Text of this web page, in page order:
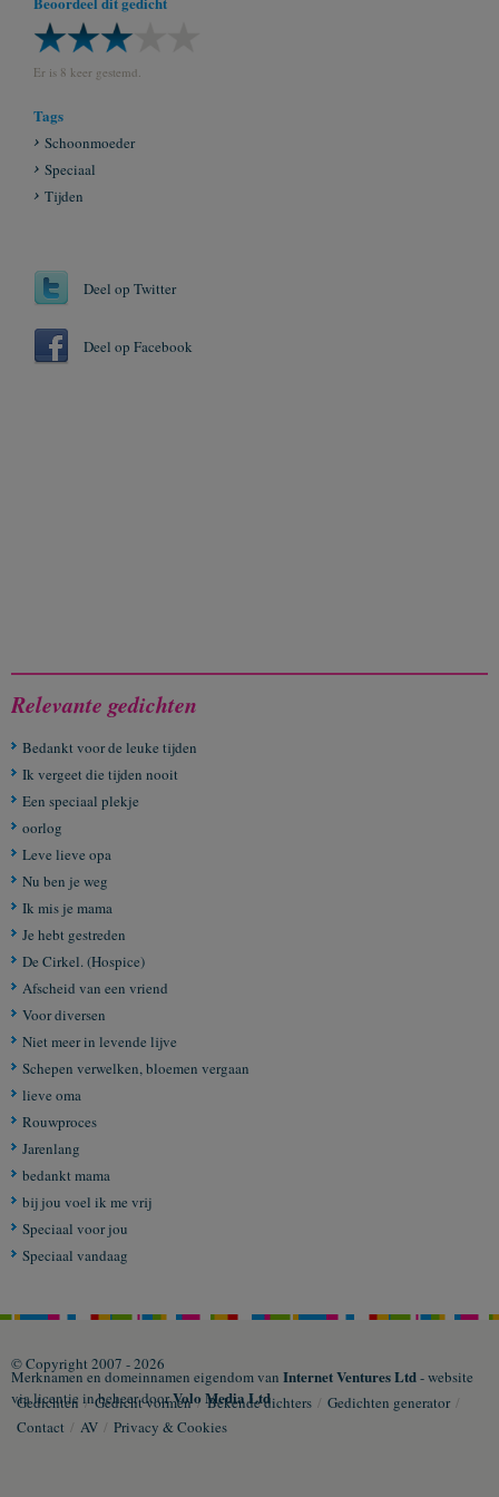
Er is 8 keer gestemd.
Tags
Schoonmoeder
Speciaal
Tijden
Deel op Twitter
Deel op Facebook
Relevante gedichten
Bedankt voor de leuke tijden
Ik vergeet die tijden nooit
Een speciaal plekje
oorlog
Leve lieve opa
Nu ben je weg
Ik mis je mama
Je hebt gestreden
De Cirkel. (Hospice)
Afscheid van een vriend
Voor diversen
Niet meer in levende lijve
Schepen verwelken, bloemen vergaan
lieve oma
Rouwproces
Jarenlang
bedankt mama
bij jou voel ik me vrij
Speciaal voor jou
Speciaal vandaag
© Copyright 2007 - 2026
Gedichten / Gedicht vormen / Bekende dichters / Gedichten generator /
Contact / AV / Privacy & Cookies
Merknamen en domeinnamen eigendom van Internet Ventures Ltd- website
via licentie in beheer doorVolo Media Ltd